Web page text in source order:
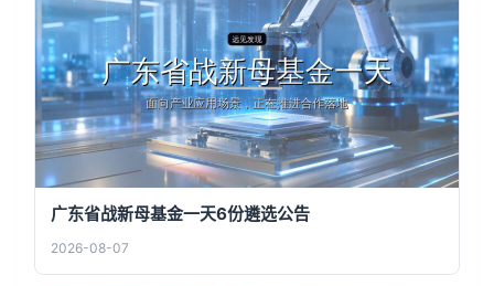
广东省战新母基金一天6份遴选公告
2026-08-07